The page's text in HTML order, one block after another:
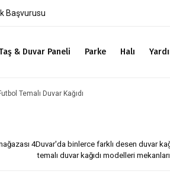
Başvurusu
& Duvar Paneli Parke Halı
Temalı Duvar Kağıdı
4Duvar'da binlerce farklı desen
temalı duvar kağıdı modelleri